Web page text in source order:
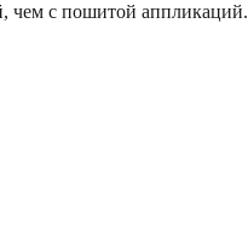
чем с пошитой аппликаций.